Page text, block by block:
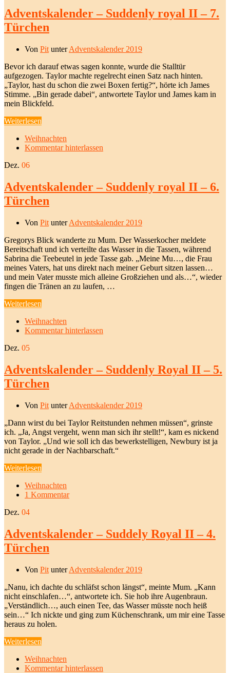
Adventskalender – Suddenly royal II – 7.
Türchen
Von Pit unterAdventskalender 2019
Bevor ich darauf etwas sagen konnte, wurde die Stalltür
aufgezogen. Taylor machte regelrecht einen Satz nach hinten.
„Taylor, hast du schon die zwei Boxen fertig?“, hörte ich James
Stimme. „Bin gerade dabei“, antwortete Taylor und James kam in
mein Blickfeld.
Weiterlesen
Weihnachten
Kommentar hinterlassen
Dez. 06
Adventskalender – Suddenly royal II – 6.
Türchen
Von Pit unterAdventskalender 2019
Gregorys Blick wanderte zu Mum. Der Wasserkocher meldete
Bereitschaft und ich verteilte das Wasser in die Tassen, während
Sabrina die Teebeutel in jede Tasse gab. „Meine Mu…, die Frau
meines Vaters, hat uns direkt nach meiner Geburt sitzen lassen…
und mein Vater musste mich alleine Großziehen und als…“, wieder
fingen die Tränen an zu laufen, …
Weiterlesen
Weihnachten
Kommentar hinterlassen
Dez. 05
Adventskalender – Suddenly Royal II – 5.
Türchen
Von Pit unterAdventskalender 2019
„Dann wirst du bei Taylor Reitstunden nehmen müssen“, grinste
ich. „Ja, Angst vergeht, wenn man sich ihr stellt!“, kam es nickend
von Taylor. „Und wie soll ich das bewerkstelligen, Newbury ist ja
nicht gerade in der Nachbarschaft.“
Weiterlesen
Weihnachten
1 Kommentar
Dez. 04
Adventskalender – Suddely Royal II – 4.
Türchen
Von Pit unterAdventskalender 2019
„Nanu, ich dachte du schläfst schon längst“, meinte Mum. „Kann
nicht einschlafen…“, antwortete ich. Sie hob ihre Augenbraun.
„Verständlich…, auch einen Tee, das Wasser müsste noch heiß
sein…“ Ich nickte und ging zum Küchenschrank, um mir eine Tasse
heraus zu holen.
Weiterlesen
Weihnachten
Kommentar hinterlassen